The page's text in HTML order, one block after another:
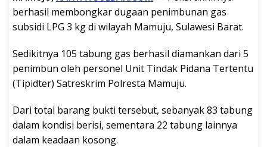
berhasil membongkar dugaan penimbunan gas
subsidi LPG 3 kg di wilayah Mamuju, Sulawesi Barat.
Sedikitnya 105 tabung gas berhasil diamankan dari 5
penimbun oleh personel Unit Tindak Pidana Tertentu
(Tipidter) Satreskrim Polresta Mamuju.
Dari total barang bukti tersebut, sebanyak 83 tabung
dalam kondisi berisi, sementara 22 tabung lainnya
dalam keadaan kosong.